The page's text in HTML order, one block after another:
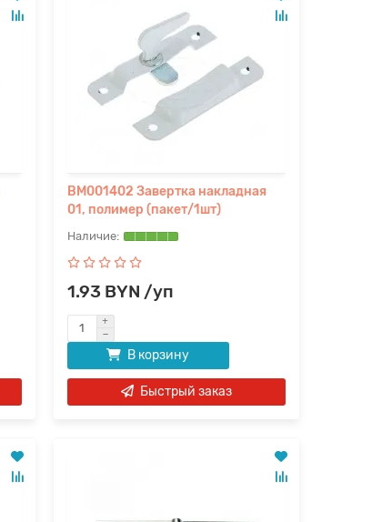
BM001402 Завертка накладная
01, полимер (пакет/1шт)
1.93 BYN /уп
В корзину
Быстрый заказ